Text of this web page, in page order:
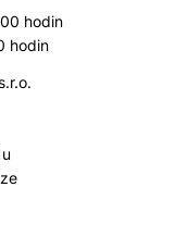
hodin
hodin